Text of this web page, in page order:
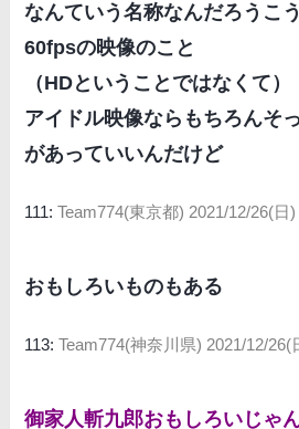
なんていう名称なんだろうこ
60fpsの映像のこと
（HDということではなくて）
アイドル映像ならもちろんそ
があっていいんだけど
111:Team774(東京都) 2021/12/26(日
おもしろいものもある
113:Team774(神奈川県) 2021/12/26(
御家人斬九郎おもしろいじゃ